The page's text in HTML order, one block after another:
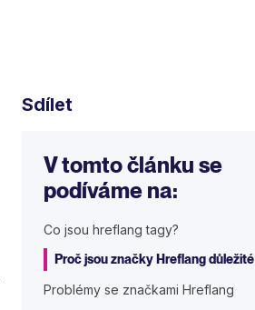
Sdílet
V tomto článku se
podíváme na:
Co jsou hreflang tagy?
Proč jsou značky Hreflang důležité
Problémy se značkami Hreflang